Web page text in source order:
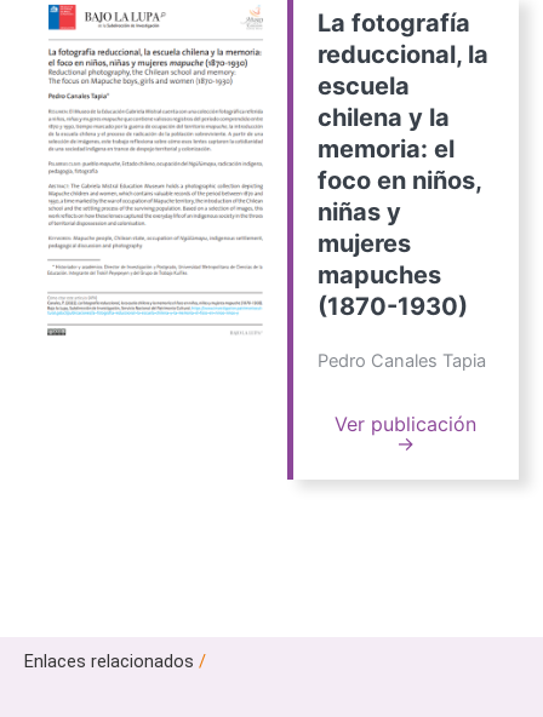
La fotografía
reduccional, la
escuela
chilena y la
memoria: el
foco en niños,
niñas y
mujeres
mapuches
(1870-1930)
Pedro Canales Tapia
Ver publicación
→
Enlaces relacionados /